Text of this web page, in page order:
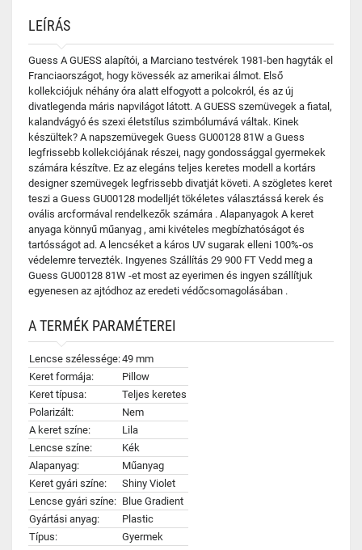
LEÍRÁS
Guess A GUESS alapítói, a Marciano testvérek 1981-ben hagyták el
Franciaországot, hogy kövessék az amerikai álmot. Első
kollekciójuk néhány óra alatt elfogyott a polcokról, és az új
divatlegenda máris napvilágot látott. A GUESS szemüvegek a fiatal,
kalandvágyó és szexi életstílus szimbólumává váltak. Kinek
készültek? A napszemüvegek Guess GU00128 81W a Guess
legfrissebb kollekciójának részei, nagy gondossággal gyermekek
számára készítve. Ez az elegáns teljes keretes modell a kortárs
designer szemüvegek legfrissebb divatját követi. A szögletes keret
teszi a Guess GU00128 modelljét tökéletes választássá kerek és
ovális arcformával rendelkezők számára . Alapanyagok A keret
anyaga könnyű műanyag , ami kivételes megbízhatóságot és
tartósságot ad. A lencséket a káros UV sugarak elleni 100%-os
védelemre tervezték. Ingyenes Szállítás 29 900 FT Vedd meg a
Guess GU00128 81W -et most az eyerimen és ingyen szállítjuk
egyenesen az ajtódhoz az eredeti védőcsomagolásában .
A TERMÉK PARAMÉTEREI
Lencse szélessége:49 mm
Keret formája:
Pillow
Keret típusa:
Teljes keretes
Polarizált:
Nem
A keret színe:
Lila
Lencse színe:
Kék
Alapanyag:
Műanyag
Keret gyári színe:
Shiny Violet
Lencse gyári színe: Blue Gradient
Gyártási anyag:
Plastic
Típus:
Gyermek